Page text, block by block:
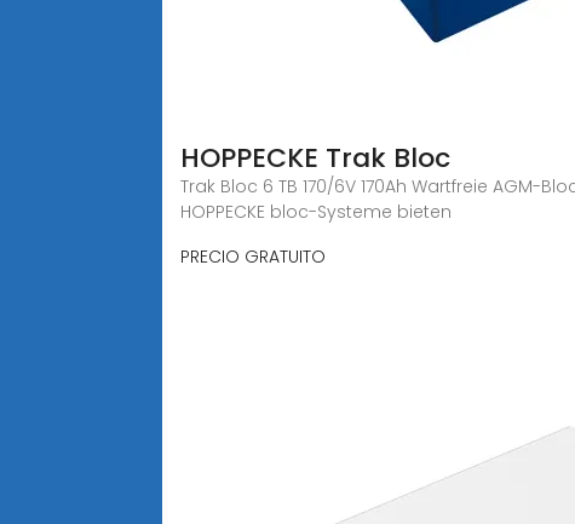
HOPPECKE Trak Bloc
Trak Bloc 6 TB 170/6V 170Ah Wartfreie
HOPPECKE bloc-Systeme bieten
PRECIO GRATUITO